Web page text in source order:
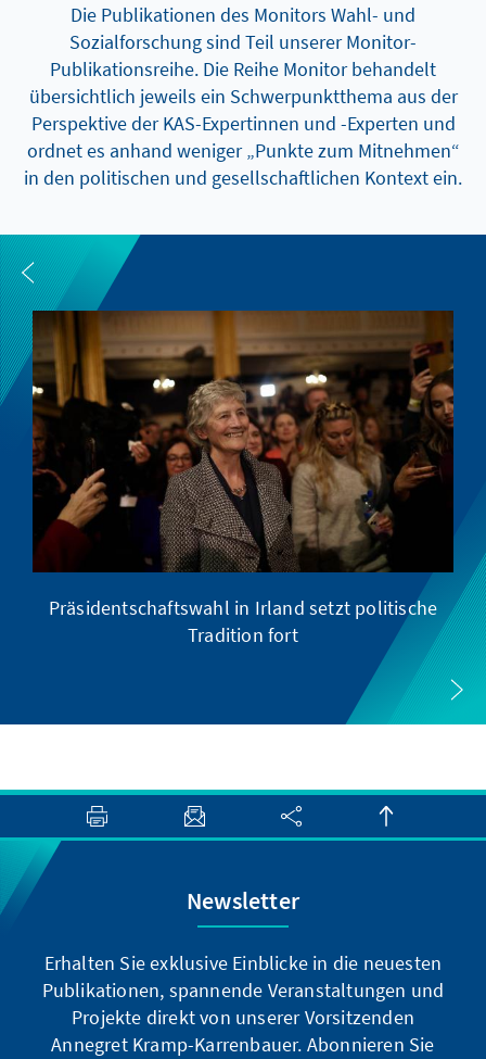
Die Publikationen des Monitors Wahl- und
Sozialforschung sind Teil unserer Monitor-
Publikationsreihe. Die Reihe Monitor behandelt
übersichtlich jeweils ein Schwerpunktthema aus der
Perspektive der KAS-Expertinnen und -Experten und
ordnet es anhand weniger „Punkte zum Mitnehmen“
in den politischen und gesellschaftlichen Kontext ein.
Präsidentschaftswahl in Irland setzt politische
Tradition fort
Newsletter
Erhalten Sie exklusive Einblicke in die neuesten
Publikationen, spannende Veranstaltungen und
Projekte direkt von unserer Vorsitzenden
Annegret Kramp-Karrenbauer. Abonnieren Sie